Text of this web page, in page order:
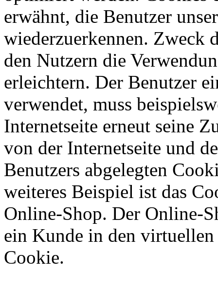
erwähnt, die Benutzer
wiederzuerkennen. Zweck
den Nutzern die
erleichtern. Der Benutzer
verwendet, muss
Internetseite erneut seine
von der Internetseite und
Benutzers abgelegten
weiteres Beispiel ist das
Online-Shop. Der Online-
ein Kunde in den
Cookie.